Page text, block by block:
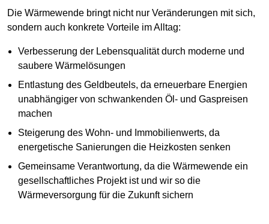
Die Wärmewende bringt nicht nur Veränderungen mit sich,
sondern auch konkrete Vorteile im Alltag:
Verbesserung der Lebensqualität durch moderne und
saubere Wärmelösungen
Entlastung des Geldbeutels, da erneuerbare Energien
unabhängiger von schwankenden Öl- und Gaspreisen
machen
Steigerung des Wohn- und Immobilienwerts, da
energetische Sanierungen die Heizkosten senken
Gemeinsame Verantwortung, da die Wärmewende ein
gesellschaftliches Projekt ist und wir so die
Wärmeversorgung für die Zukunft sichern